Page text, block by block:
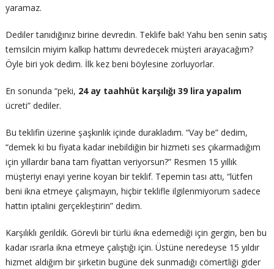
yaramaz.
Dediler tanıdığınız birine devredin. Teklife bak! Yahu ben senin satış
temsilcin miyim kalkıp hattımı devredecek müşteri arayacağım?
Öyle biri yok dedim. İlk kez beni böylesine zorluyorlar.
En sonunda “peki, 24 ay taahhüt karşılığı 39 lira yapalım
ücreti” dediler.
Bu teklifin üzerine şaşkınlık içinde durakladım. “Vay be” dedim,
“demek ki bu fiyata kadar inebildiğin bir hizmeti ses çıkarmadığım
için yıllardır bana tam fiyattan veriyorsun?” Resmen 15 yıllık
müşteriyi enayi yerine koyan bir teklif. Tepemin tası attı, “lütfen
beni ikna etmeye çalışmayın, hiçbir teklifle ilgilenmiyorum sadece
hattın iptalini gerçekleştirin” dedim.
Karşılıklı gerildik. Görevli bir türlü ikna edemediği için gergin, ben bu
kadar ısrarla ikna etmeye çalıştığı için. Üstüne neredeyse 15 yıldır
hizmet aldığım bir şirketin bugüne dek sunmadığı cömertliği gider